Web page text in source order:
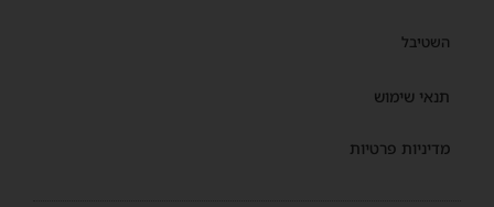
השטיבל
תנאי שימוש
מדיניות פרטיות